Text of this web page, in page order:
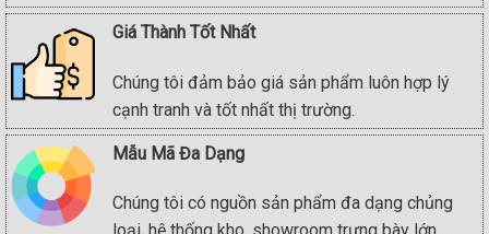
Giá Thành Tốt Nhất
Chúng tôi đảm bảo giá sản phẩm luôn hợp lý
cạnh tranh và tốt nhất thị trường.
Mẫu Mã Đa Dạng
Chúng tôi có nguồn sản phẩm đa dạng chủng